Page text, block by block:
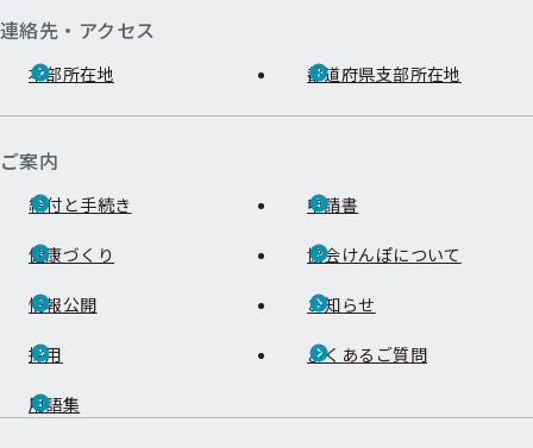
連絡先・アクセス
本部所在地 都道府県支部所在地
ご案内
給付と手続き 申請書
健康づくり 協会けんぽについて
情報公開 お知らせ
採用 よくあるご質問
用語集